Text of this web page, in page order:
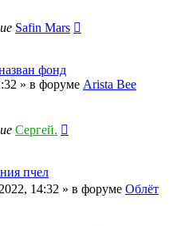
Safin Mars
фонд
» в форуме Arista Bee
Сергей.
пчел
14:32 » в форуме Облёт